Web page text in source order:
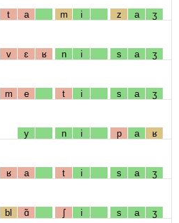
t a m i z a ʒ
v ɛ ʁ n i s a ʒ
m e t i s a ʒ
y n i p a ʁ
ʁ a t i s a ʒ
bl ɑ̃ ʃ i s a ʒ